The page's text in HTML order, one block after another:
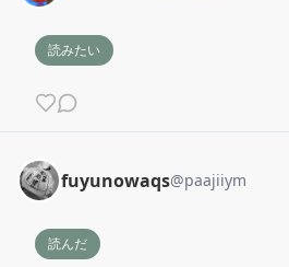
読みたい
fuyunowaqs@paajiiym
読んだ